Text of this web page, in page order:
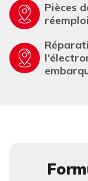
Pièces
réemploi